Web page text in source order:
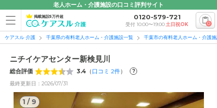
老人ホーム・介護施設の口コミ評判サイト
掲載施設5万件超 0120-579-721
受付 10:00〜19:00土日祝OK 0
ケアスル 介護 千葉県の有料老人ホーム・介護施設一覧 千葉市の有料老人ホーム・介護
ニチイケアセンター新検見川
総合評価 3.4 （ 口コミ 2件） ?
最終更新日：2026/07/31
1 / 9
1/9